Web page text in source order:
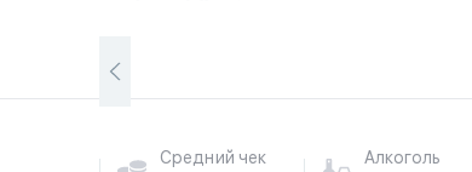
Средний чек
Алкоголь